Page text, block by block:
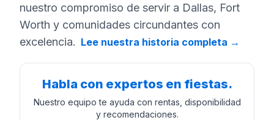
nuestro compromiso de servir a Dallas, Fort
Worth y comunidades circundantes con
excelencia. Lee nuestra historia completa →
Habla con expertos en fiestas.
Nuestro equipo te ayuda con rentas, disponibilidad
y recomendaciones.